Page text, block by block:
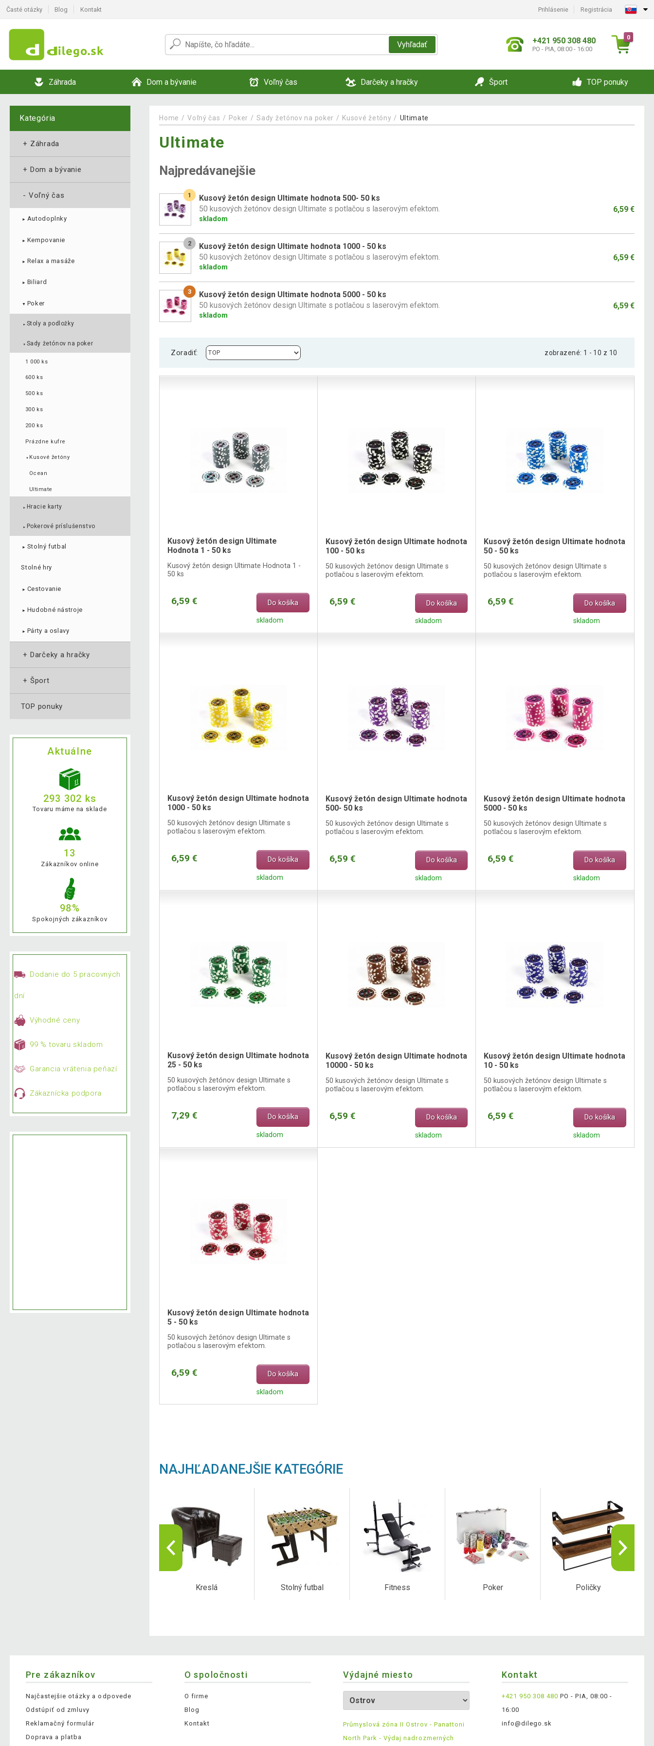
Časté otázky Blog Kontakt Prihlásenie Registrácia
Vyhľadať +421 950 308 480
PO - PIA, 08:00 - 16:00
0
Záhrada Dom a bývanie Voľný čas Darčeky a hračky Šport TOP ponuky
Kategória
+ Záhrada
+ Dom a bývanie
- Voľný čas
► Autodoplnky
► Kempovanie
► Relax a masáže
► Biliard
▼ Poker
► Stoly a podložky
▼ Sady žetónov na poker
1 000 ks
600 ks
500 ks
300 ks
200 ks
Prázdne kufre
▼ Kusové žetóny
Ocean
Ultimate
► Hracie karty
► Pokerové príslušenstvo
► Stolný futbal
Stolné hry
► Cestovanie
► Hudobné nástroje
► Párty a oslavy
+ Darčeky a hračky
+ Šport
TOP ponuky
Aktuálne
293 302 ks
Tovaru máme na sklade
13
Zákazníkov online
98%
Spokojných zákazníkov
Dodanie do 5 pracovných
dní
Výhodné ceny
99 % tovaru skladom
Garancia vrátenia peňazí
Zákaznícka podpora
Home Voľný čas Poker Sady žetónov na poker Kusové žetóny Ultimate
Ultimate
Najpredávanejšie
1
Kusový žetón design Ultimate hodnota 500- 50 ks
50 kusových žetónov design Ultimate s potlačou s laserovým efektom.
skladom
6,59 €
2
Kusový žetón design Ultimate hodnota 1000 - 50 ks
50 kusových žetónov design Ultimate s potlačou s laserovým efektom.
skladom
6,59 €
3
Kusový žetón design Ultimate hodnota 5000 - 50 ks
50 kusových žetónov design Ultimate s potlačou s laserovým efektom.
skladom
6,59 €
Zoradiť: zobrazené: 1 - 10 z 10
Kusový žetón design Ultimate
Hodnota 1 - 50 ks
Kusový žetón design Ultimate Hodnota 1 -
50 ks
6,59 € Do košíka
skladom
Kusový žetón design Ultimate hodnota
100 - 50 ks
50 kusových žetónov design Ultimate s
potlačou s laserovým efektom.
6,59 € Do košíka
skladom
Kusový žetón design Ultimate hodnota
50 - 50 ks
50 kusových žetónov design Ultimate s
potlačou s laserovým efektom.
6,59 € Do košíka
skladom
Kusový žetón design Ultimate hodnota
1000 - 50 ks
50 kusových žetónov design Ultimate s
potlačou s laserovým efektom.
6,59 € Do košíka
skladom
Kusový žetón design Ultimate hodnota
500- 50 ks
50 kusových žetónov design Ultimate s
potlačou s laserovým efektom.
6,59 € Do košíka
skladom
Kusový žetón design Ultimate hodnota
5000 - 50 ks
50 kusových žetónov design Ultimate s
potlačou s laserovým efektom.
6,59 € Do košíka
skladom
Kusový žetón design Ultimate hodnota
25 - 50 ks
50 kusových žetónov design Ultimate s
potlačou s laserovým efektom.
7,29 € Do košíka
skladom
Kusový žetón design Ultimate hodnota
10000 - 50 ks
50 kusových žetónov design Ultimate s
potlačou s laserovým efektom.
6,59 € Do košíka
skladom
Kusový žetón design Ultimate hodnota
10 - 50 ks
50 kusových žetónov design Ultimate s
potlačou s laserovým efektom.
6,59 € Do košíka
skladom
Kusový žetón design Ultimate hodnota
5 - 50 ks
50 kusových žetónov design Ultimate s
potlačou s laserovým efektom.
6,59 € Do košíka
skladom
NAJHĽADANEJŠIE KATEGÓRIE
Kreslá Stolný futbal Fitness Poker Poličky
Pre zákazníkov
Najčastejšie otázky a odpovede
Odstúpiť od zmluvy
Reklamačný formulár
Doprava a platba
O spoločnosti
O firme
Blog
Kontakt
Výdajné miesto
Průmyslová zóna II Ostrov - Panattoni
North Park - Výdaj nadrozmerných
Kontakt
+421 950 308 480 PO - PIA, 08:00 -
16:00
info@dilego.sk